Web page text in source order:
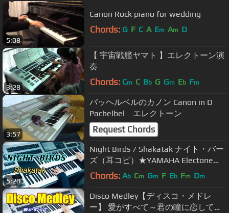
5:08
Canon Rock piano for wedding
Chords: G F C A Em Am D
3:28
【 宇宙戦艦ヤマト 】エレクトーン演
奏
Chords: Cm C Bb G Gm Eb Fm
3:57
パッヘルベルのカノン Canon in D
Pachelbel エレクトーン
Request Chords
5:20
Night Birds / Shakatak ナイト・バー
ズ（耳コピ）★YAMAHA Electone
ELS-02C
Chords: Ab Cm Gm F Eb Fm Dm
Disco Medley【ディスコ・メドレ
ー】 愛がすべて～君の瞳に恋してる